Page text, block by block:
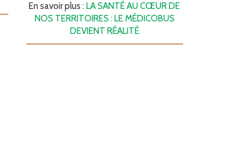
En savoir plus : LA SANTÉ AU CŒUR DE
NOS TERRITOIRES : LE MÉDICOBUS
DEVIENT RÉALITÉ